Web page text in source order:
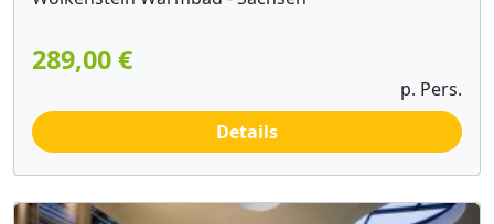
289,00 €
p. Pers.
Details